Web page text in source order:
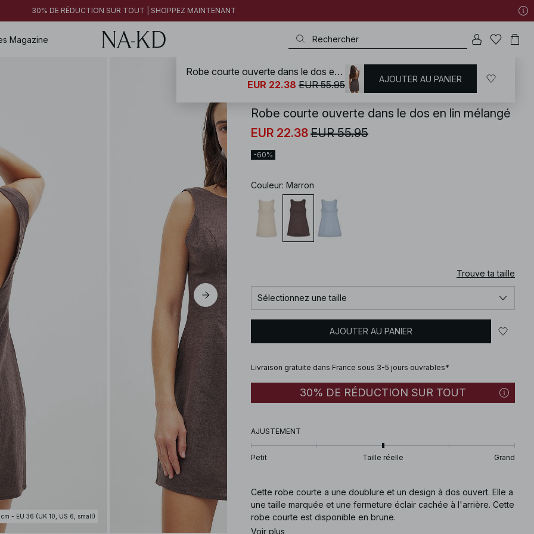
30% DE RÉDUCTION SUR TOUT | SHOPPEZ MAINTENANT
Magazine
cm - EU 36 (UK 10, US 6, small)
NA-KD / Vêtements en lin / Robes en lin
Robe courte ouverte dans le dos en lin mélangé
EUR 22.38EUR 55.95
-60%
Couleur: Marron
Trouve ta taille
Sélectionnez une taille
AJOUTER AU PANIER
Livraison gratuite dans France sous 3-5 jours ouvrables*
30% DE RÉDUCTION SUR TOUT
AJUSTEMENT
Petit Taille réelle Grand
Cette robe courte a une doublure et un design à dos ouvert. Elle a
une taille marquée et une fermeture éclair cachée à l'arrière. Cette
robe courte est disponible en brune.
Voir plus
Robe courte ouverte dans le dos en lin mélangé
EUR 22.38 EUR 55.95 AJOUTER AU PANIER